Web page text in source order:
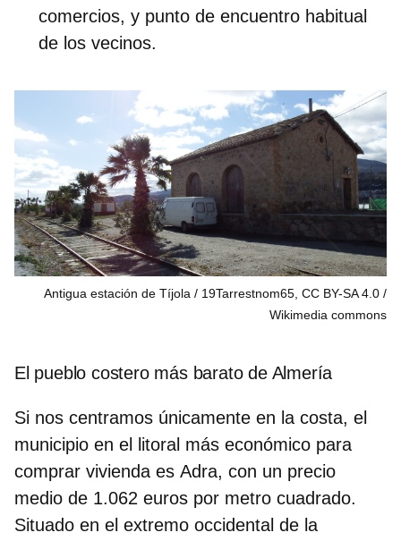
comercios, y punto de encuentro habitual
de los vecinos.
Antigua estación de Tíjola / 19Tarrestnom65, CC BY-SA 4.0
Wikimedia commons
El pueblo costero más barato de Almería
Si nos centramos únicamente en la costa, el
municipio en el litoral más económico para
comprar vivienda es Adra, con un precio
medio de 1.062 euros por metro cuadrado.
Situado en el extremo occidental de la